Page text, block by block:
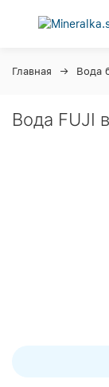
Главная Вода
Вода FUJI